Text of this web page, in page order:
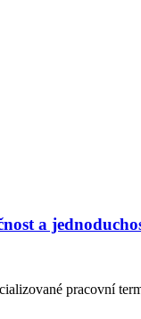
a
pracovní